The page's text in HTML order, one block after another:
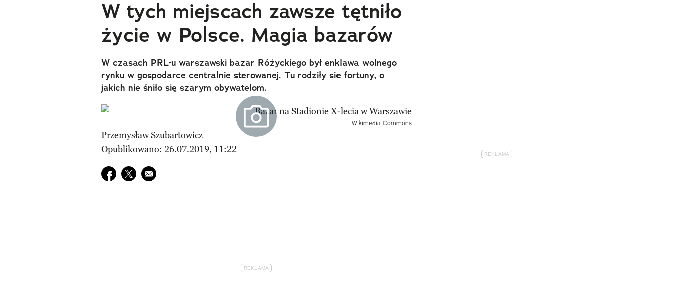
W tych miejscach zawsze tętniło
życie w Polsce. Magia bazarów
W czasach PRL-u warszawski bazar Różyckiego był enklawa wolnego
rynku w gospodarce centralnie sterowanej. Tu rodziły sie fortuny, o
jakich nie śniło się szarym obywatelom.
Wikimedia Commons
Przemysław Szubartowicz
Opublikowano: 26.07.2019, 11:22
Udostępnij na facebook
Udostępnij na twitter
E-mail do przyjaciela